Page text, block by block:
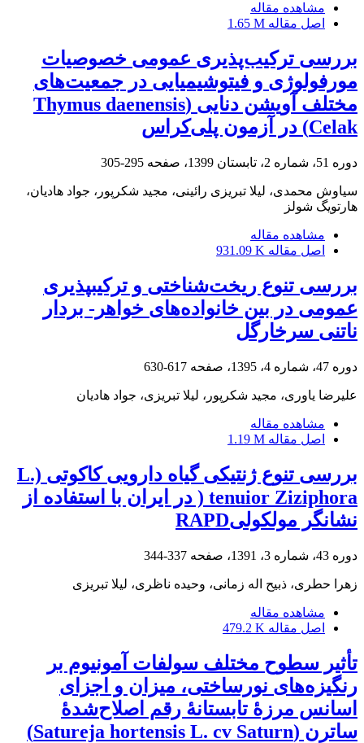
مشاهده مقاله
اصل مقاله 1.65 M
بررسی ترکیب‌پذیری عمومی خصوصیات
مورفولوژی و فیتوشیمیایی در جمعیت‌های
مختلف آویشن ‏دنایی (‏Thymus daenensis
Celak‏) در آزمون پلی‌کراس
دوره 51، شماره 2، تابستان 1399، صفحه 295-305
سیاوش محمدی، لیلا تبریزی رائینی، مجید شکرپور، جواد هادیان،
هارتویگ شولز
مشاهده مقاله
اصل مقاله 931.09 K
بررسی تنوع ریخت‌شناختی و ترکیب‎پذیری
عمومی در بین خانواده‌های خواهر- بردار
ناتنی سرخارگل
دوره 47، شماره 4، 1395، صفحه 617-630
علیرضا یاوری، مجید شکرپور، لیلا تبریزی، جواد هادیان
مشاهده مقاله
اصل مقاله 1.19 M
بررسی تنوع ژنتیکی گیاه دارویی کاکوتی L.)
tenuior Ziziphora ( در ایران با استفاده از
نشانگر مولکولیRAPD
دوره 43، شماره 3، 1391، صفحه 337-344
زهرا حطری، ذبیح اله زمانی، وحیده ناظری، لیلا تبریزی
مشاهده مقاله
اصل مقاله 479.2 K
تأثیر سطوح مختلف سولفات آمونیوم بر
رنگیزه‌های نورساختی، میزان و اجزای
اسانس مرزۀ تابستانۀ رقم اصلاح‌شدۀ
ساترن (Satureja hortensis L. cv Saturn)